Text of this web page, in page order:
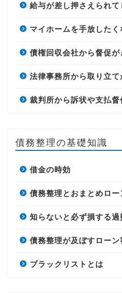
給与が差し押さえられて
マイホームを手放したく
債権回収会社から督促が
法律事務所から取り立て
裁判所から訴状や支払督
債務整理の基礎知識
借金の時効
債務整理とおまとめロー
知らないと必ず損する
債務整理が及ぼすロー
ブラックリストとは